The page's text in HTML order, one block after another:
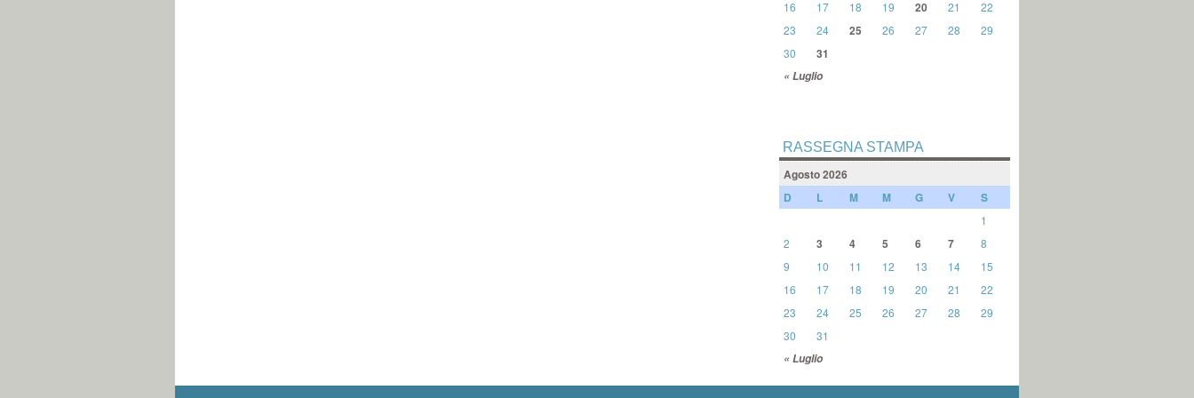
« Luglio
16
17 18 19 20 21
22
23
24 25 26 27 28
29
30
31
RASSEGNA STAMPA
Agosto 2026
D
L M M G V S
« Luglio
1
2
3 4 5 6 7
8
9
10 11 12 13 14
15
16
17 18 19 20 21
22
23
24 25 26 27 28
29
30
31